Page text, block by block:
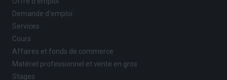
Demande d'emploi
Services
Cours
Affaires et fonds de commerce
Matériel professionnel et vente en gros
Stages